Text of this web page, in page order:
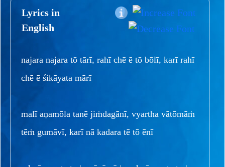
Lyrics in
English
najara najara tō tārī, rahī chē ē tō bōlī, karī rahī
chē ē śikāyata mārī
malī aṇamōla tanē jiṁdagānī, vyartha vātōmāṁ
tēṁ gumāvī, karī nā kadara tē tō ēnī